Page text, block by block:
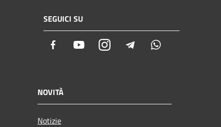
SEGUICI SU
Facebook YoutubeInstagramTelegram
NOVITÀ
Notizie